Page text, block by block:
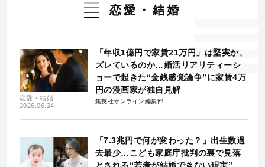
恋愛・結婚
恋愛・結婚
2026.06.24
「年収1億円で家賃21万円」は堅実か、
ズレているのか…婚活リアリティーシ
ョーで起きた“金銭感覚論争”に家賃4万
円の漫画家が独自見解
集英社オンライン編集部
「7.3兆円で何が変わった？」出生数過
去最少…こども家庭庁批判の裏で見落